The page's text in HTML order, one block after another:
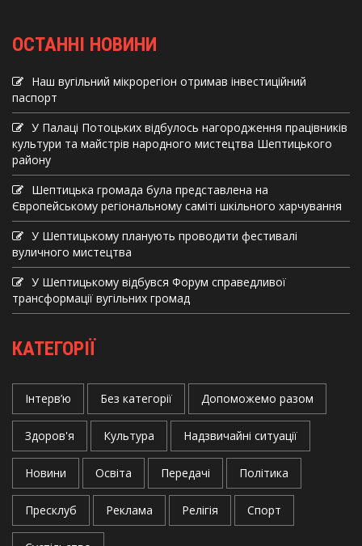
ОСТАННІ НОВИНИ
Наш вугільний мікрорегіон отримав інвеcтиційний
паспорт
У Палаці Потоцьких відбулось нагородження працівників
культури та майстрів народного мистецтва Шептицького
району
Шептицька громада була представлена на
Європейському регіональному саміті шкільного харчування
У Шептицькому планують проводити фестивалі
вуличного мистецтва
У Шептицькому відбувся Форум справедливої
трансформації вугільних громад
КАТЕГОРІЇ
Інтерв’ю Без категорії Допоможемо разом
Здоров'я Культура Надзвичайні ситуації
Новини Освіта Передачі Політика
Пресклуб Реклама Релігія Спорт